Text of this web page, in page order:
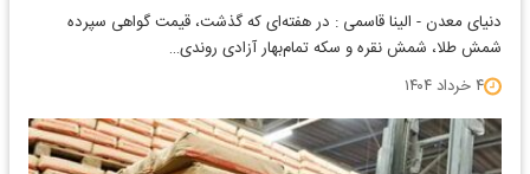
دنیای معدن - الینا قاسمی : در هفته‌‌‌ای که گذشت، قیمت گواهی سپرده‌‌‌
شمش طلا، شمش نقره و سکه تمام‌بهار آزادی روندی…
۴ خرداد ۱۴۰۴